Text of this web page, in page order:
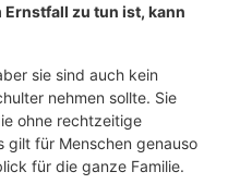
zu tun ist, kann
sie sind auch kein
nehmen sollte. Sie
ohne rechtzeitige
gilt für Menschen genauso
für die ganze Familie.